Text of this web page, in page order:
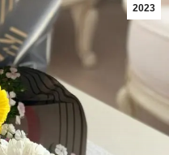
2023